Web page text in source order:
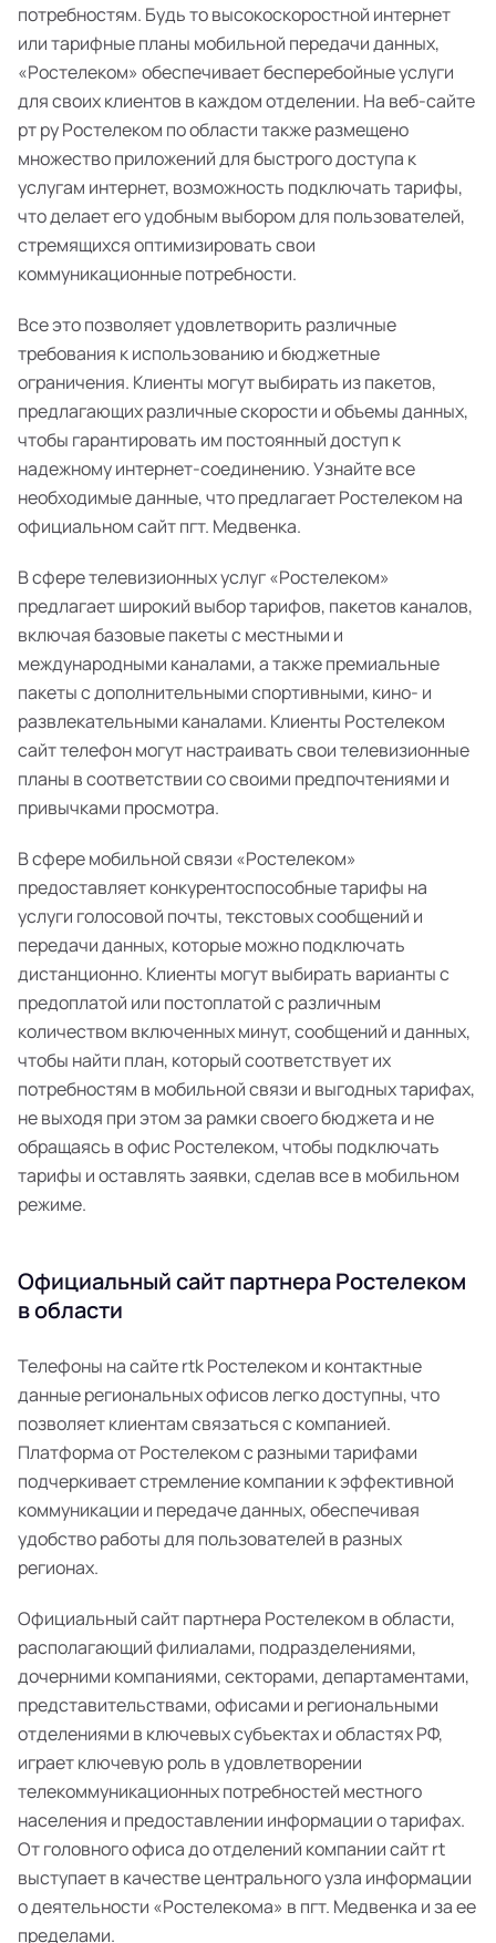
потребностям. Будь то высокоскоростной интернет
или тарифные планы мобильной передачи данных,
«Ростелеком» обеспечивает бесперебойные услуги
для своих клиентов в каждом отделении. На веб-сайте
рт ру Ростелеком по области также размещено
множество приложений для быстрого доступа к
услугам интернет, возможность подключать тарифы,
что делает его удобным выбором для пользователей,
стремящихся оптимизировать свои
коммуникационные потребности.
Все это позволяет удовлетворить различные
требования к использованию и бюджетные
ограничения. Клиенты могут выбирать из пакетов,
предлагающих различные скорости и объемы данных,
чтобы гарантировать им постоянный доступ к
надежному интернет-соединению. Узнайте все
необходимые данные, что предлагает Ростелеком на
официальном сайт пгт. Медвенка.
В сфере телевизионных услуг «Ростелеком»
предлагает широкий выбор тарифов, пакетов каналов,
включая базовые пакеты с местными и
международными каналами, а также премиальные
пакеты с дополнительными спортивными, кино- и
развлекательными каналами. Клиенты Ростелеком
сайт телефон могут настраивать свои телевизионные
планы в соответствии со своими предпочтениями и
привычками просмотра.
В сфере мобильной связи «Ростелеком»
предоставляет конкурентоспособные тарифы на
услуги голосовой почты, текстовых сообщений и
передачи данных, которые можно подключать
дистанционно. Клиенты могут выбирать варианты с
предоплатой или постоплатой с различным
количеством включенных минут, сообщений и данных,
чтобы найти план, который соответствует их
потребностям в мобильной связи и выгодных тарифах,
не выходя при этом за рамки своего бюджета и не
обращаясь в офис Ростелеком, чтобы подключать
тарифы и оставлять заявки, сделав все в мобильном
режиме.
Официальный сайт партнера Ростелеком
в области
Телефоны на сайте rtk Ростелеком и контактные
данные региональных офисов легко доступны, что
позволяет клиентам связаться с компанией.
Платформа от Ростелеком с разными тарифами
подчеркивает стремление компании к эффективной
коммуникации и передаче данных, обеспечивая
удобство работы для пользователей в разных
регионах.
Официальный сайт партнера Ростелеком в области,
располагающий филиалами, подразделениями,
дочерними компаниями, секторами, департаментами,
представительствами, офисами и региональными
отделениями в ключевых субъектах и областях РФ,
играет ключевую роль в удовлетворении
телекоммуникационных потребностей местного
населения и предоставлении информации о тарифах.
От головного офиса до отделений компании сайт rt
выступает в качестве центрального узла информации
о деятельности «Ростелекома» в пгт. Медвенка и за ее
пределами.